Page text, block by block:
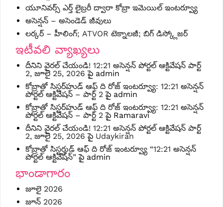
యూనివర్స్ ఎర్త్ లైబ్రరీ ద్వారా కోబ్రా ఇమెయిల్ ఇంటర్వ్యూ
అసెన్షన్ – అసెండెడ్ జీవులు
లర్కర్ – హీలింగ్; ATVOR టెక్నాలజీ; బిగ్ డిస్క్లోజర్
ఇటీవలి వ్యాఖ్యలు
దీనిని వైరల్ చేయండి! 12:21 అసెన్షన్ పోర్టల్ ఆక్టివేషన్ పార్ట్
2, జూలై 25, 2026 పై admin
కోబ్రాతో సిస్టర్‌హుడ్ ఆఫ్ ది రోజ్ ఇంటర్వ్యూ: 12:21 అసెన్షన్
పోర్టల్ ఆక్టివేషన్ – పార్ట్ 2 పై admin
కోబ్రాతో సిస్టర్‌హుడ్ ఆఫ్ ది రోజ్ ఇంటర్వ్యూ: 12:21 అసెన్షన్
పోర్టల్ ఆక్టివేషన్ – పార్ట్ 2 పై Ramaravi
దీనిని వైరల్ చేయండి! 12:21 అసెన్షన్ పోర్టల్ ఆక్టివేషన్ పార్ట్
2, జూలై 25, 2026 పై Udaykiran
కోబ్రాతో సిస్టర్హుడ్ ఆఫ్ ది రోజ్ ఇంటర్వ్యూ “12:21 అసెన్షన్
పోర్టల్ ఆక్టివేషన్” పై admin
భాండాగారం
జూలై 2026
జూన్ 2026